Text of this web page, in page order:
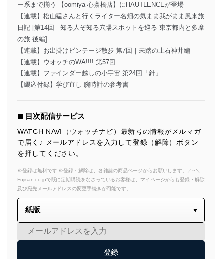
ー系まで揃う 【oomiya 心斎橋店】にHAUTLENCEが登場
【連載】松山猛さんと行くライター名畑の気まま我がまま風来旅
日記 [第14回｜知る人ぞ知る穴場スポットを巡る 東京都内と多摩
の旅 後編]
【連載】お出掛けビンテージ散歩 第7回｜未踏の上石神井編
【連載】ウオッチのWA!!!! 第57回
【連載】ファインダー越しの小宇宙 第24回「針」
【綴込付録】学び直し 腕時計の参考書
◼︎ 目次配信サービス
WATCH NAVI（ウォッチナビ）最新号の情報がメルマガ
で届く♪ メールアドレスを入力して登録（解除）ボタン
を押してください。
※登録は無料です ※登録・解除は、各雑誌の商品ページからお願いします。／~＼
Fujisan.co.jpで既に定期購読をなさっているお客様は、マイページからも登録・解除
及び宛先メールアドレスの変更手続きが可能です。